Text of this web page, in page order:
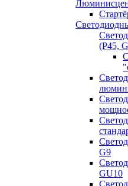
(P45,
G9
GU10